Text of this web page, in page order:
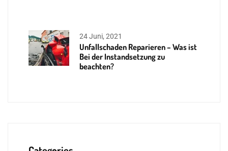
24 Juni, 2021
Unfallschaden Reparieren – Was ist
Bei der Instandsetzung zu
beachten?